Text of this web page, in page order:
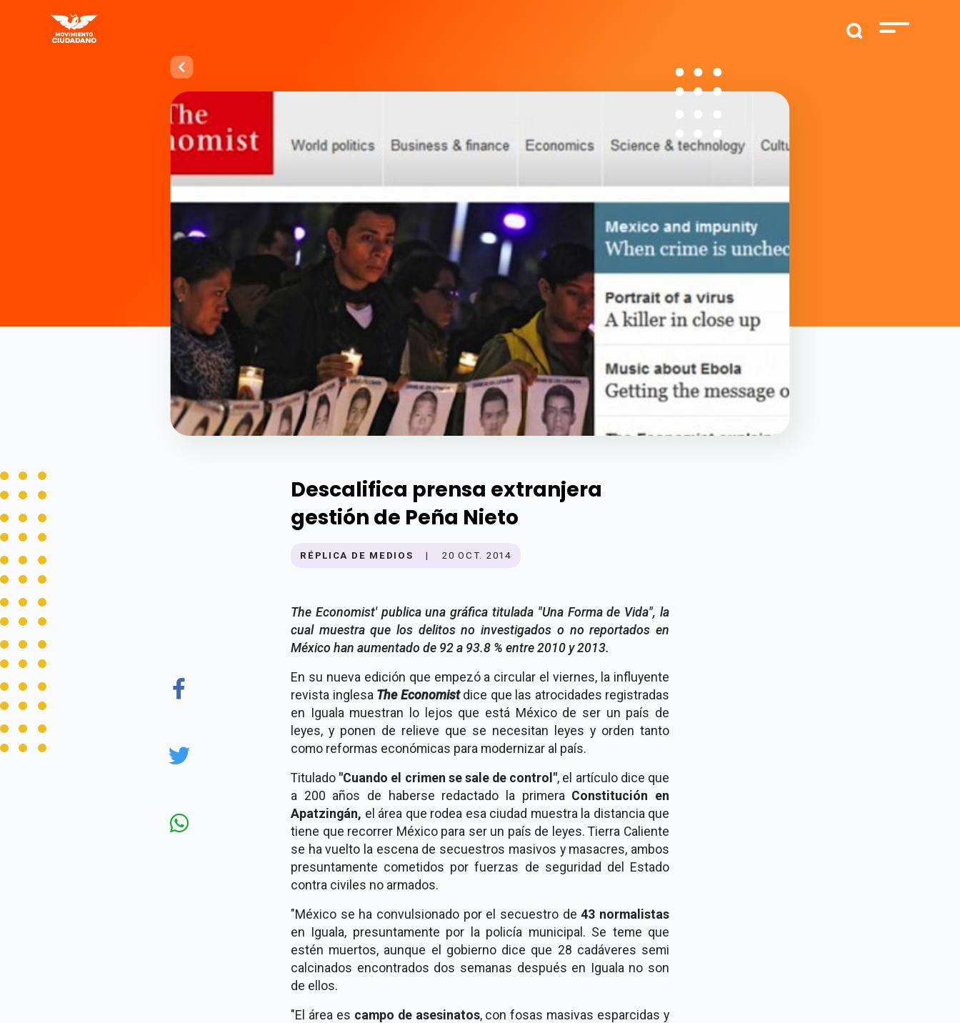
Descalifica prensa extranjera
gestión de Peña Nieto
RÉPLICA DE MEDIOS | 20 OCT. 2014
The Economist' publica una gráfica titulada "Una Forma de Vida", la
cual muestra que los delitos no investigados o no reportados en
México han aumentado de 92 a 93.8 % entre 2010 y 2013.
En su nueva edición que empezó a circular el viernes, la influyente
revista inglesa The Economistdice que las atrocidades registradas
en Iguala muestran lo lejos que está México de ser un país de
leyes, y ponen de relieve que se necesitan leyes y orden tanto
como reformas económicas para modernizar al país.
Titulado "Cuando el crimen se sale de control", el artículo dice que
a 200 años de haberse redactado la primera Constitución en
Apatzingán, el área que rodea esa ciudad muestra la distancia que
tiene que recorrer México para ser un país de leyes. Tierra Caliente
se ha vuelto la escena de secuestros masivos y masacres, ambos
presuntamente cometidos por fuerzas de seguridad del Estado
contra civiles no armados.
"México se ha convulsionado por el secuestro de43 normalistas
en Iguala, presuntamente por la policía municipal. Se teme que
estén muertos, aunque el gobierno dice que 28 cadáveres semi
calcinados encontrados dos semanas después en Iguala no son
de ellos.
"El área es campo de asesinatos, con fosas masivas esparcidas y